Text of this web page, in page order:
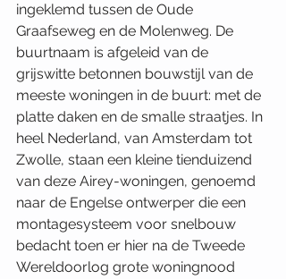
ingeklemd tussen de Oude
Graafseweg en de Molenweg. De
buurtnaam is afgeleid van de
grijswitte betonnen bouwstijl van de
meeste woningen in de buurt: met de
platte daken en de smalle straatjes. In
heel Nederland, van Amsterdam tot
Zwolle, staan een kleine tienduizend
van deze Airey-woningen, genoemd
naar de Engelse ontwerper die een
montagesysteem voor snelbouw
bedacht toen er hier na de Tweede
Wereldoorlog grote woningnood